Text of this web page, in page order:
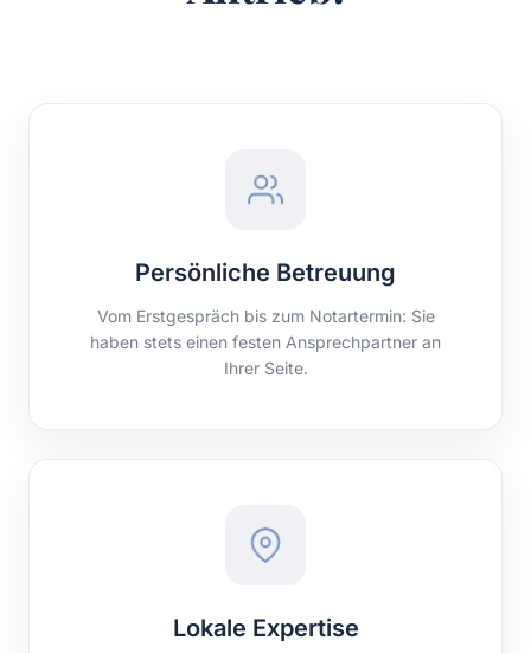
Persönliche Betreuung
Vom Erstgespräch bis zum Notartermin: Sie
haben stets einen festen Ansprechpartner an
Ihrer Seite.
Lokale Expertise